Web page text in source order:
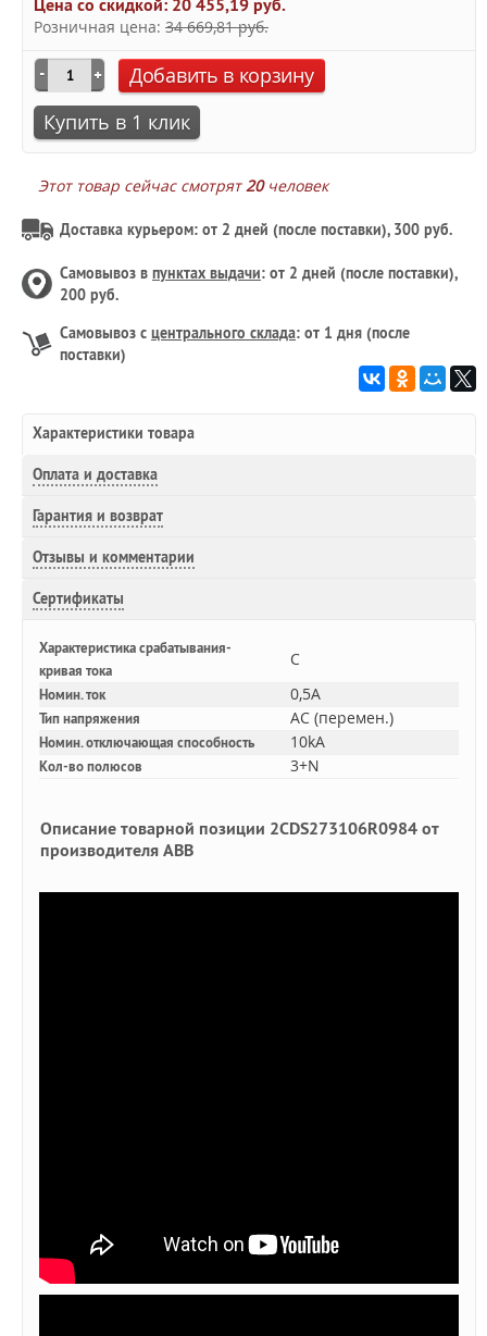
Цена со скидкой: 20 455,19 руб.
Розничная цена: 34 669,81 руб.
Добавить в корзину
Купить в 1 клик
Этот товар сейчас смотрят20человек
Доставка курьером: от 2 дней (после поставки), 300 руб.
Самовывоз в пунктах выдачи: от 2 дней (после поставки),
200 руб.
Самовывоз с центрального склада: от 1 дня (после
поставки)
Характеристики товара
Оплата и доставка
Гарантия и возврат
Отзывы и комментарии
Сертификаты
Характеристика срабатывания-
кривая тока
C
Номин. ток 0,5A
Тип напряжения AC (перемен.)
Номин. отключающая способность 10kA
Кол-во полюсов 3+N
Описание товарной позиции 2CDS273106R0984 от
производителя ABB